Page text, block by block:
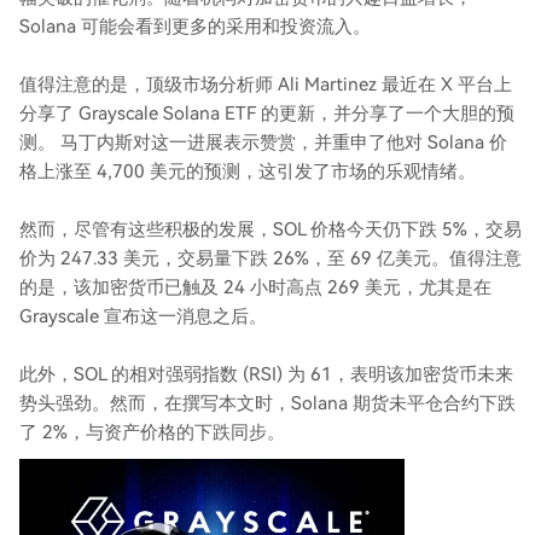
Solana 可能会看到更多的采用和投资流入。
值得注意的是，顶级市场分析师 Ali Martinez 最近在 X 平台上
分享了 Grayscale Solana ETF 的更新，并分享了一个大胆的预
测。 马丁内斯对这一进展表示赞赏，并重申了他对 Solana 价
格上涨至 4,700 美元的预测，这引发了市场的乐观情绪。
然而，尽管有这些积极的发展，SOL 价格今天仍下跌 5%，交易
价为 247.33 美元，交易量下跌 26%，至 69 亿美元。值得注意
的是，该加密货币已触及 24 小时高点 269 美元，尤其是在
Grayscale 宣布这一消息之后。
此外，SOL 的相对强弱指数 (RSI) 为 61，表明该加密货币未来
势头强劲。然而，在撰写本文时，Solana 期货未平仓合约下跌
了 2%，与资产价格的下跌同步。